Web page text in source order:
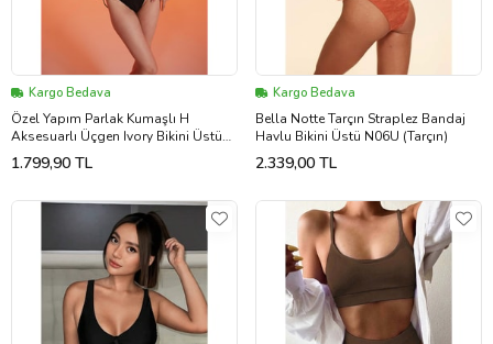
Kargo Bedava
Özel Yapım Parlak Kumaşlı H
Aksesuarlı Üçgen Ivory Bikini Üstü
Siyah
1.799,90 TL
Kargo Bedava
Bella Notte Tarçın Straplez Bandaj
Havlu Bikini Üstü N06U (Tarçın)
2.339,00 TL